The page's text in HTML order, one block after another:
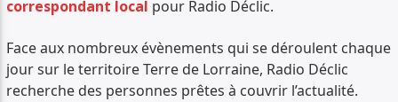
correspondant local pour Radio Déclic.
Face aux nombreux évènements qui se déroulent chaque
jour sur le territoire Terre de Lorraine, Radio Déclic
recherche des personnes prêtes à couvrir l’actualité.